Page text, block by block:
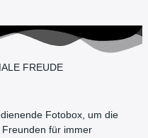
FREUDE
Fotobox, um die
für immer